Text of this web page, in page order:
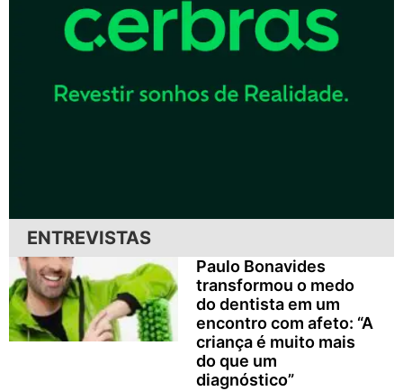
ENTREVISTAS
Paulo Bonavides
transformou o medo
do dentista em um
encontro com afeto: “A
criança é muito mais
do que um
diagnóstico”